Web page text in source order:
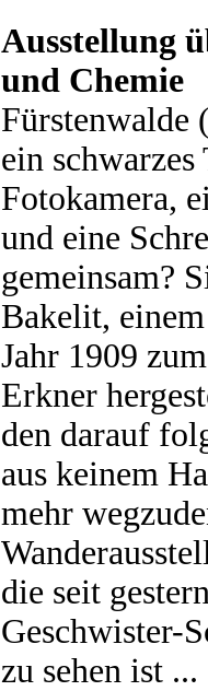
Ausstellung
und Chemie
Fürstenwalde
ein
Fotoka­mera,
und eine
gemeinsam?
Bakelit,
Jahr 1909
Erkner
den darauf
aus keinem
mehr
die seit
Geschwister-
zu sehen ist